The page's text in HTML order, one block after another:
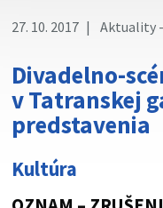
27. 10. 2017 Aktuality
Divadelno-
v Tatranskej
predstavenia
Kultúra